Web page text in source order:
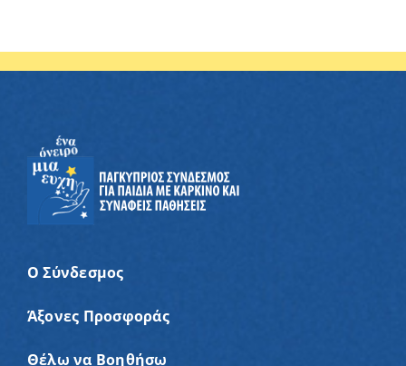
Ο Σύνδεσμος
Άξονες Προσφοράς
Θέλω να Βοηθήσω